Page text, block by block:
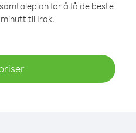
for å få de beste
til Irak.